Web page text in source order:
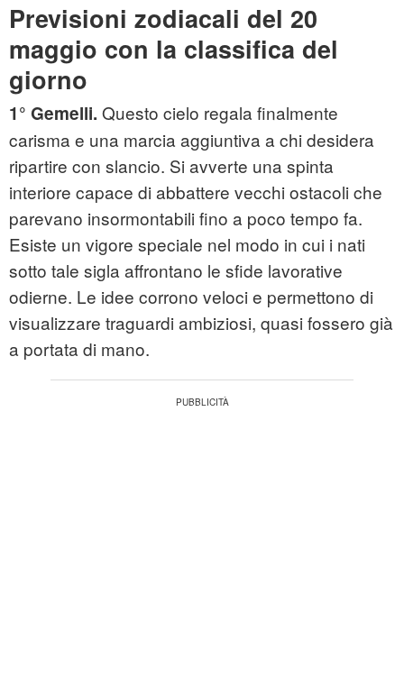
Previsioni zodiacali del 20
maggio con la classifica del
giorno
1° Gemelli. Questo cielo regala finalmente
carisma e una marcia aggiuntiva a chi desidera
ripartire con slancio. Si avverte una spinta
interiore capace di abbattere vecchi ostacoli che
parevano insormontabili fino a poco tempo fa.
Esiste un vigore speciale nel modo in cui i nati
sotto tale sigla affrontano le sfide lavorative
odierne. Le idee corrono veloci e permettono di
visualizzare traguardi ambiziosi, quasi fossero già
a portata di mano.